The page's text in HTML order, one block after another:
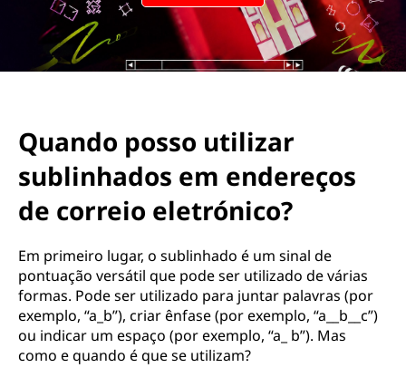
Quando posso utilizar
sublinhados em endereços
de correio eletrónico?
Em primeiro lugar, o sublinhado é um sinal de
pontuação versátil que pode ser utilizado de várias
formas. Pode ser utilizado para juntar palavras (por
exemplo, “a_b”), criar ênfase (por exemplo, “a__b__c”)
ou indicar um espaço (por exemplo, “a_ b”). Mas
como e quando é que se utilizam?